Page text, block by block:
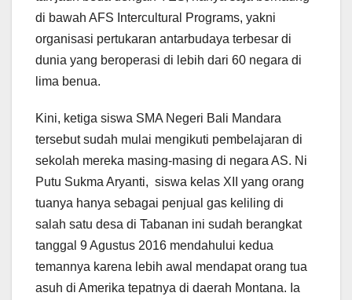
di bawah AFS Intercultural Programs, yakni
organisasi pertukaran antarbudaya terbesar di
dunia yang beroperasi di lebih dari 60 negara di
lima benua.
Kini, ketiga siswa SMA Negeri Bali Mandara
tersebut sudah mulai mengikuti pembelajaran di
sekolah mereka masing-masing di negara AS. Ni
Putu Sukma Aryanti, siswa kelas XII yang orang
tuanya hanya sebagai penjual gas keliling di
salah satu desa di Tabanan ini sudah berangkat
tanggal 9 Agustus 2016 mendahului kedua
temannya karena lebih awal mendapat orang tua
asuh di Amerika tepatnya di daerah Montana. Ia